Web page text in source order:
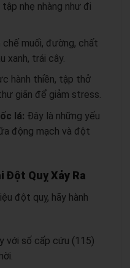
nhẹ nhàng như đi
chế muối, đường, chất
xanh, trái cây.
hành thiền, tập thở
giãn để giảm stress.
lá: Đây là những yếu
động mạch và đột
Đột Quỵ Xảy Ra
đột quỵ, hãy hành
với số cấp cứu (115)